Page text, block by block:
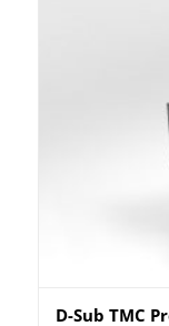
D-Sub TMC